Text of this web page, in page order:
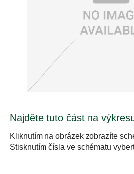
Najděte tuto část na
Kliknutím na obrázek zobrazíte
Stisknutím čísla ve schématu